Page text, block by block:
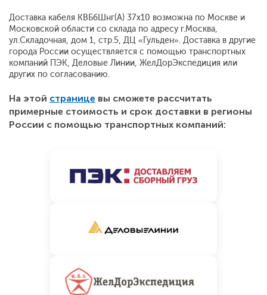
Доставка кабеля КВБбШнг(А) 37х10 возможна по Москве и
Московской области со склада по адресу г.Москва,
ул.Складочная, дом 1, стр.5, ДЦ «Гульден». Доставка в другие
города России осуществляется с помощью транспортных
компаний ПЭК, Деловые Линии, ЖелДорЭкспедиция или
других по согласованию.
На этой странице вы сможете рассчитать
примерные стоимость и срок доставки в регионы
России с помощью транспортных компаний: